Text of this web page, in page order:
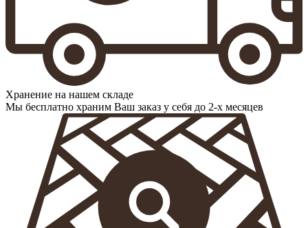
Хранение на нашем складе
Мы бесплатно храним Ваш заказ у себя до 2-х месяцев